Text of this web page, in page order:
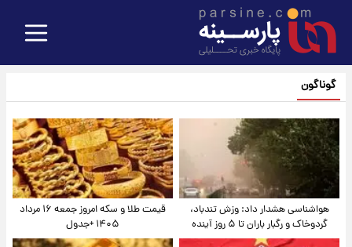
گوناگون
هواشناسی هشدار داد: وزش تندباد،
گردوخاک و رگبار باران تا ۵ روز آینده
قیمت طلا و سکه امروز جمعه ۱۶ مرداد
۱۴۰۵ +جدول